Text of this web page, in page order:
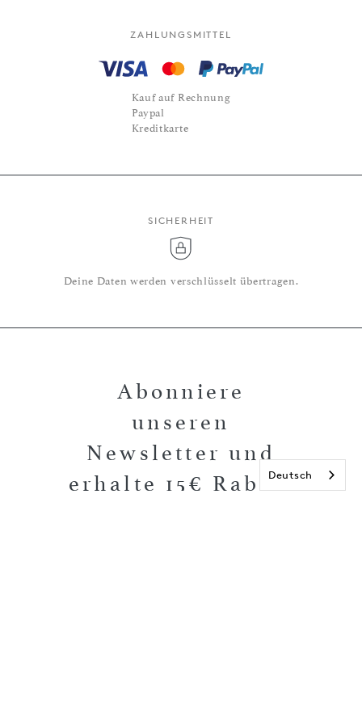
ZAHLUNGSMITTEL
Kauf auf Rechnung
Paypal
Kreditkarte
SICHERHEIT
Deine Daten werden verschlüsselt übertragen.
Abonniere
unseren
Newsletter und
erhalte 15€ Rabatt
Deutsch